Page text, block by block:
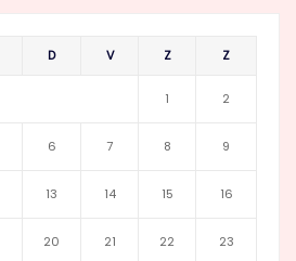
D V Z Z
1 2
6 7 8 9
13 14 15 16
20 21 22 23